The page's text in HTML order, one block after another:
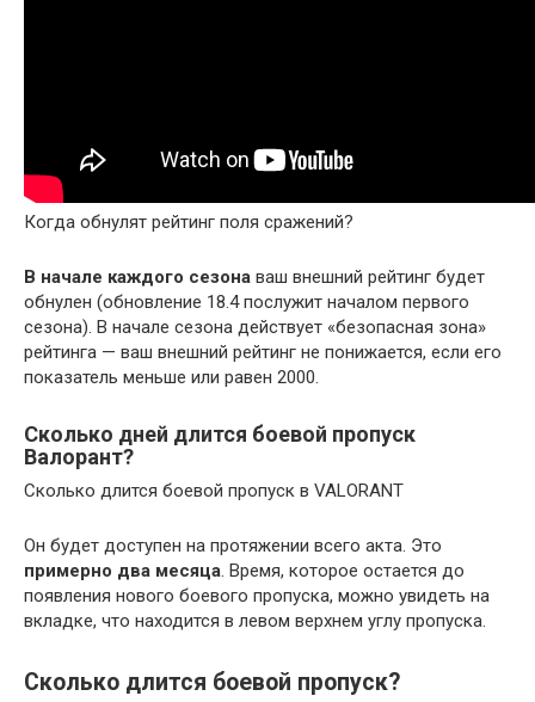
Когда обнулят рейтинг поля сражений?
В начале каждого сезона ваш внешний рейтинг будет
обнулен (обновление 18.4 послужит началом первого
сезона). В начале сезона действует «безопасная зона»
рейтинга — ваш внешний рейтинг не понижается, если его
показатель меньше или равен 2000.
Сколько дней длится боевой пропуск
Валорант?
Сколько длится боевой пропуск в VALORANT
Он будет доступен на протяжении всего акта. Это
примерно два месяца. Время, которое остается до
появления нового боевого пропуска, можно увидеть на
вкладке, что находится в левом верхнем углу пропуска.
Сколько длится боевой пропуск?